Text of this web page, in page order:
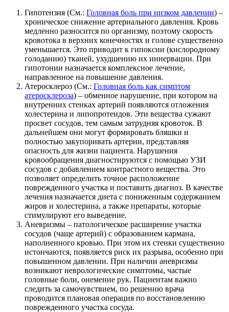
Гипотензия (См.: Головная боль при низком давлении) –
хроническое снижение артериального давления. Кровь
медленно разносится по организму, поэтому скорость
кровотока в верхних конечностях и голове существенно
уменьшается. Это приводит к гипоксии (кислородному
голоданию) тканей, ухудшению их иннервации. При
гипотонии назначается комплексное лечение,
направленное на повышение давления.
Атеросклероз (См.: Головная боль как симптом
атеросклероза) – обменное нарушение, при котором на
внутренних стенках артерий появляются отложения
холестерина и липопротеидов. Эти вещества сужают
просвет сосудов, тем самым затрудняя кровоток. В
дальнейшем они могут формировать бляшки и
полностью закупоривать артерии, представляя
опасность для жизни пациента. Нарушения
кровообращения диагностируются с помощью УЗИ
сосудов с добавлением контрастного вещества. Это
позволяет определить точное расположение
поврежденного участка и поставить диагноз. В качестве
лечения назначается диета с пониженным содержанием
жиров и холестерина, а также препараты, которые
стимулируют его выведение.
Аневризмы – патологическое расширение участка
сосудов (чаще артерий) с образованием кармана,
наполненного кровью. При этом их стенки существенно
истончаются, появляется риск их разрыва, особенно при
повышенном давлении. При наличии аневризмы
возникают неврологические симптомы, частые
головные боли, онемение рук. Пациентам важно
следить за самочувствием, по решению врача
проводится плановая операция по восстановлению
поврежденного участка сосуда.